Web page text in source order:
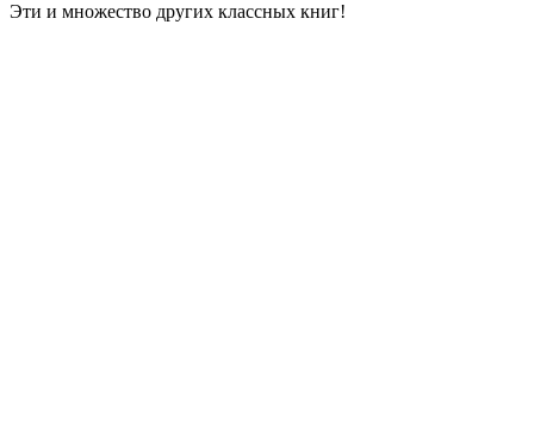
Эти и множество других классных книг!